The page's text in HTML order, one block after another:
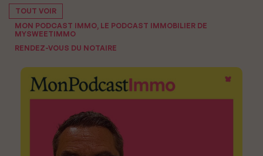
TOUT VOIR
MON PODCAST IMMO, LE PODCAST IMMOBILIER DE
MYSWEETIMMO
RENDEZ-VOUS DU NOTAIRE